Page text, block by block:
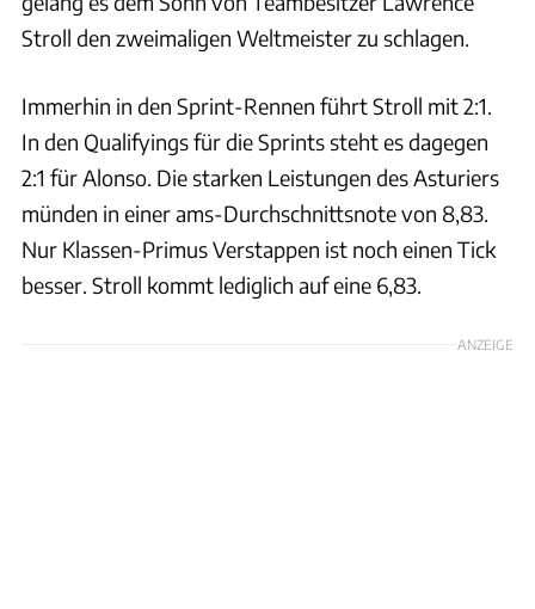
Stroll den zweimaligen Weltmeister zu schlagen.
Immerhin in den Sprint-Rennen führt Stroll mit 2:1.
In den Qualifyings für die Sprints steht es dagegen
2:1 für Alonso. Die starken Leistungen des Asturiers
münden in einer ams-Durchschnittsnote von 8,83.
Nur Klassen-Primus Verstappen ist noch einen Tick
besser. Stroll kommt lediglich auf eine 6,83.
ANZEIGE